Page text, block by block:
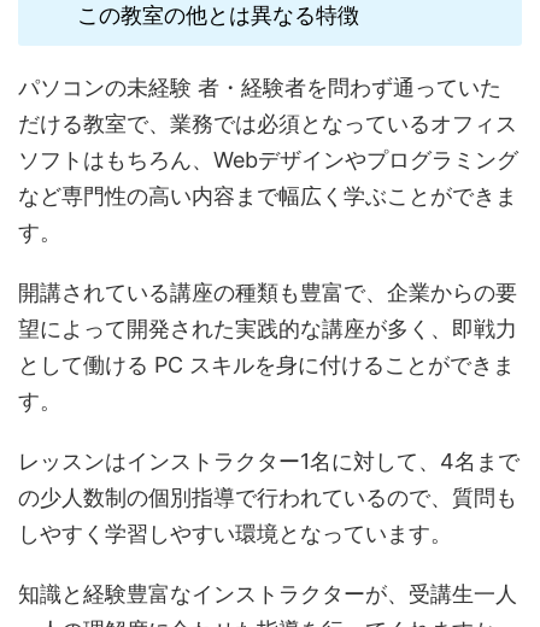
この教室の他とは異なる特徴
パソコンの未経験 者・経験者を問わず通っていた
だける教室で、業務では必須となっているオフィス
ソフトはもちろん、Webデザインやプログラミング
など専門性の高い内容まで幅広く学ぶことができま
す。
開講されている講座の種類も豊富で、企業からの要
望によって開発された実践的な講座が多く、即戦力
として働ける PC スキルを身に付けることができま
す。
レッスンはインストラクター1名に対して、4名まで
の少人数制の個別指導で行われているので、質問も
しやすく学習しやすい環境となっています。
知識と経験豊富なインストラクターが、受講生一人